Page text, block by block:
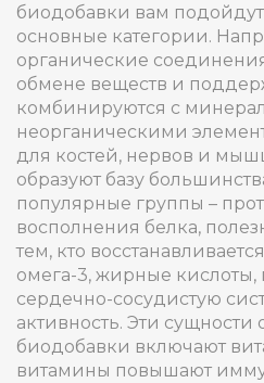
биодобавки вам
основные категории.
органические
обмене веществ и
комбинируются с
неорганическими
для костей, нервов и
образуют базу
популярные группы –
восполнения белка,
тем, кто
омега-3, жирные
сердечно-сосудистую
активность. Эти сущности
биодобавки включают
витамины повышают